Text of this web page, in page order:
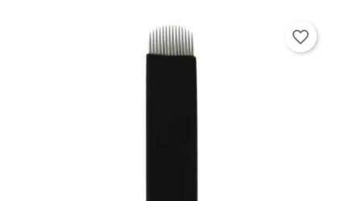
favorite_border